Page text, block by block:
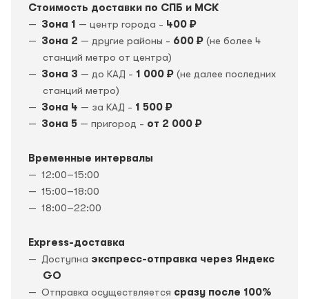
Стоимость доставки по СПБ и МСК
Зона 1 — центр города - 400 ₽
Зона 2 — другие районы - 600 ₽ (не более 4
станций метро от центра)
Зона 3 — до КАД - 1 000 ₽ (не далее последних
станций метро)
Зона 4 — за КАД - 1 500 ₽
Зона 5 — пригород - от 2 000 ₽
Временные интервалы
12:00–15:00
15:00–18:00
18:00–22:00
Express-доставка
Доступна экспресс-отправка через Яндекс
GO
Отправка осуществляется сразу после 100%